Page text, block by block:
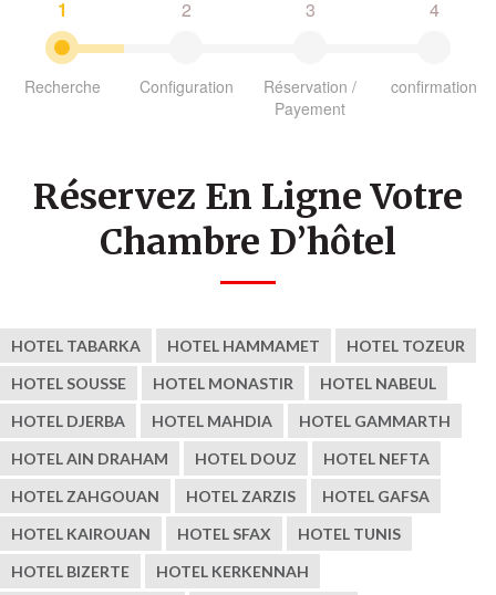
1
Recherche
2
Configuration
3
Réservation /
Payement
4
confirmation
Réservez En Ligne Votre
Chambre D’hôtel
HOTEL TABARKA HOTEL HAMMAMET
HOTEL TOZEUR
HOTEL SOUSSE
HOTEL MONASTIR
HOTEL NABEUL
HOTEL DJERBA
HOTEL MAHDIA
HOTEL GAMMARTH
HOTEL AIN DRAHAM
HOTEL DOUZ
HOTEL NEFTA
HOTEL ZAHGOUAN
HOTEL ZARZIS
HOTEL GAFSA
HOTEL KAIROUAN
HOTEL SFAX
HOTEL TUNIS
HOTEL BIZERTE
HOTEL KERKENNAH